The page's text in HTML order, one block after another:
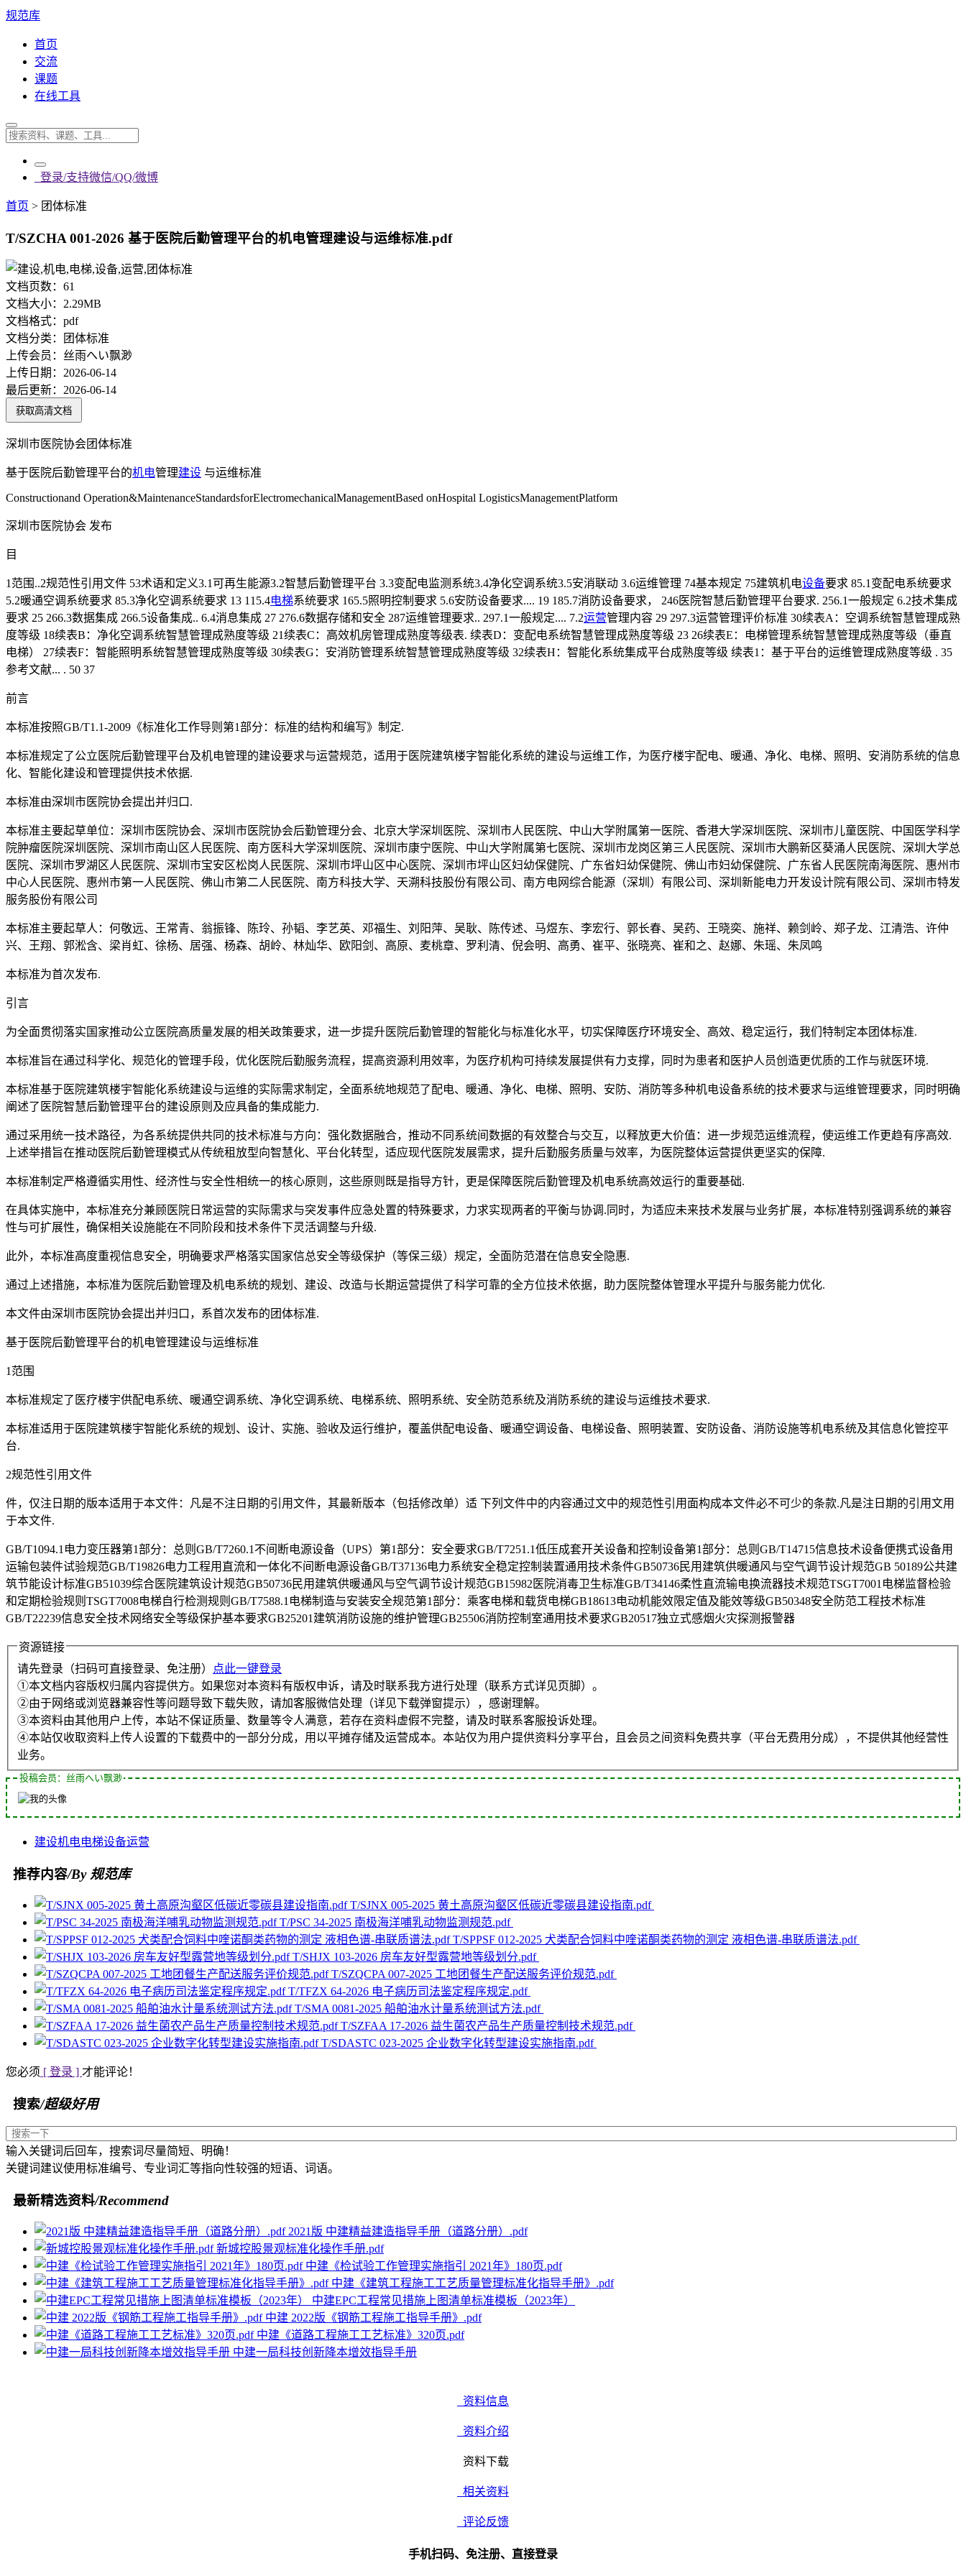
规范库
首页
交流
课题
在线工具
登录/支持微信/QQ/微博
首页 > 团体标准
T/SZCHA 001-2026 基于医院后勤管理平台的机电管理建设与运维标准.pdf
文档页数： 61
文档大小： 2.29MB
文档格式： pdf
文档分类：
团体标准
上传会员： 丝雨へい飘渺
上传日期： 2026-06-14
最后更新： 2026-06-14
获取高清文档
深圳市医院协会团体标准
基于医院后勤管理平台的机电管理建设 与运维标准
Constructionand Operation&MaintenanceStandardsforElectromechanicalManagementBased onHospital LogisticsManagementPlatform
深圳市医院协会 发布
目
1范围..2规范性引用文件 53术语和定义3.1可再生能源3.2智慧后勤管理平台 3.3变配电监测系统3.4净化空调系统3.5安消联动 3.6运维管理 74基本规定 75建筑机电设备要求 85.1变配电系统要求
5.2暖通空调系统要求 85.3净化空调系统要求 13 115.4电梯系统要求 165.5照明控制要求 5.6安防设备要求.... 19 185.7消防设备要求， 246医院智慧后勤管理平台要求. 256.1一般规定 6.2技术集成
要求 25 266.3数据集成 266.5设备集成.. 6.4消息集成 27 276.6数据存储和安全 287运维管理要求.. 297.1一般规定.... 7.2运营管理内容 29 297.3运营管理评价标准 30续表A：空调系统智慧管理成熟
度等级 18续表B：净化空调系统智慧管理成熟度等级 21续表C：高效机房管理成熟度等级表. 续表D：变配电系统智慧管理成熟度等级 23 26续表E：电梯管理系统智慧管理成熟度等级（垂直
电梯） 27续表F：智能照明系统智慧管理成熟度等级 30续表G：安消防管理系统智慧管理成熟度等级 32续表H：智能化系统集成平台成熟度等级 续表1：基于平台的运维管理成熟度等级 . 35
参考文献... . 50 37
前言
本标准按照GB/T1.1-2009《标准化工作导则第1部分：标准的结构和编写》制定.
本标准规定了公立医院后勤管理平台及机电管理的建设要求与运营规范，适用于医院建筑楼字智能化系统的建设与运维工作，为医疗楼宇配电、暖通、净化、电梯、照明、安消防系统的信息
化、智能化建设和管理提供技术依据.
本标准由深圳市医院协会提出并归口.
本标准主要起草单位：深圳市医院协会、深圳市医院协会后勤管理分会、北京大学深圳医院、深圳市人民医院、中山大学附属第一医院、香港大学深圳医院、深圳市儿童医院、中国医学科学
院肿瘤医院深圳医院、深圳市南山区人民医院、南方医科大学深圳医院、深圳市康宁医院、中山大学附属第七医院、深圳市龙岗区第三人民医院、深圳市大鹏新区葵涌人民医院、深圳大学总
医院、深圳市罗湖区人民医院、深圳市宝安区松岗人民医院、深圳市坪山区中心医院、深圳市坪山区妇幼保健院、广东省妇幼保健院、佛山市妇幼保健院、广东省人民医院南海医院、惠州市
中心人民医院、惠州市第一人民医院、佛山市第二人民医院、南方科技大学、天溯科技股份有限公司、南方电网综合能源（深圳）有限公司、深圳新能电力开发设计院有限公司、深圳市特发
服务股份有限公司
本标准主要起草人：何敬远、王常青、翁振锋、陈玲、孙韬、李艺英、邓福生、刘阳萍、吴耿、陈传述、马煜东、李宏行、郭长春、吴药、王晓奕、施祥、赖剑岭、郑子龙、江清浩、许仲
兴、王翔、郭淞含、梁肖虹、徐杨、居强、杨森、胡岭、林灿华、欧阳剑、高原、麦桃章、罗利清、倪会明、高勇、崔平、张晓亮、崔和之、赵娜、朱瑶、朱凤鸣
本标准为首次发布.
引言
为全面贯彻落实国家推动公立医院高质量发展的相关政策要求，进一步提升医院后勤管理的智能化与标准化水平，切实保障医疗环境安全、高效、稳定运行，我们特制定本团体标准.
本标准旨在通过科学化、规范化的管理手段，优化医院后勤服务流程，提高资源利用效率，为医疗机构可持续发展提供有力支撑，同时为患者和医护人员创造更优质的工作与就医环境.
本标准基于医院建筑楼宇智能化系统建设与运维的实际需求制定，全面系统地规范了配电、暖通、净化、电梯、照明、安防、消防等多种机电设备系统的技术要求与运维管理要求，同时明确
阐述了医院智慧后勤管理平台的建设原则及应具备的集成能力.
通过采用统一技术路径，为各系统提供共同的技术标准与方向：强化数据融合，推动不同系统间数据的有效整合与交互，以释放更大价值：进一步规范运维流程，使运维工作更趋有序高效.
上述举措旨在推动医院后勤管理模式从传统租放型向智慧化、平台化转型，适应现代医院发展需求，提升后勤服务质量与效率，为医院整体运营提供更坚实的保障.
本标准制定严格遵循实用性、经济性与安全性相统一的核心原则，这些原则既是指导方针，更是保障医院后勤管理及机电系统高效运行的重要基础.
在具体实施中，本标准充分兼顾医院日常运营的实际需求与突发事件应急处置的特殊要求，力求实现两者的平衡与协调.同时，为适应未来技术发展与业务扩展，本标准特别强调系统的兼容
性与可扩展性，确保相关设施能在不同阶段和技术条件下灵活调整与升级.
此外，本标准高度重视信息安全，明确要求严格落实国家信总安全等级保护（等保三级）规定，全面防范潜在信息安全隐惠.
通过上述措施，本标准为医院后勤管理及机电系统的规划、建设、改造与长期运营提供了科学可靠的全方位技术依据，助力医院整体管理水平提升与服务能力优化.
本文件由深圳市医院协会提出并归口，系首次发布的团体标准.
基于医院后勤管理平台的机电管理建设与运维标准
1范围
本标准规定了医疗楼宇供配电系统、暖通空调系统、净化空调系统、电梯系统、照明系统、安全防范系统及消防系统的建设与运维技术要求.
本标准适用于医院建筑楼宇智能化系统的规划、设计、实施、验收及运行维护，覆盖供配电设备、暖通空调设备、电梯设备、照明装置、安防设备、消防设施等机电系统及其信息化管控平
台.
2规范性引用文件
件，仅注日期的版本适用于本文件：凡是不注日期的引用文件，其最新版本（包括修改单）适 下列文件中的内容通过文中的规范性引用面构成本文件必不可少的条款.凡是注日期的引用文用
于本文件.
GB/T1094.1电力变压器第1部分：总则GB/T7260.1不间断电源设备（UPS）第1部分：安全要求GB/T7251.1低压成套开关设备和控制设备第1部分：总则GB/T14715信息技术设备便携式设备用
运输包装件试验规范GB/T19826电力工程用直流和一体化不间断电源设备GB/T37136电力系统安全稳定控制装置通用技术条件GB50736民用建筑供暖通风与空气调节设计规范GB 50189公共建
筑节能设计标准GB51039综合医院建筑设计规范GB50736民用建筑供暖通风与空气调节设计规范GB15982医院消毒卫生标准GB/T34146柔性直流输电换流器技术规范TSGT7001电梯监督检验
和定期检验规则TSGT7008电梯自行检测规则GB/T7588.1电梯制造与安装安全规范第1部分：乘客电梯和载货电梯GB18613电动机能效限定值及能效等级GB50348安全防范工程技术标准
GB/T22239信息安全技术网络安全等级保护基本要求GB25201建筑消防设施的维护管理GB25506消防控制室通用技术要求GB20517独立式感烟火灾探测报警器
资源链接
请先登录（扫码可直接登录、免注册）
点此一键登录
①本文档内容版权归属内容提供方。如果您对本资料有版权申诉，请及时联系我方进行处理（联系方式详见页脚）。
②由于网络或浏览器兼容性等问题导致下载失败，请加客服微信处理（详见下载弹窗提示），感谢理解。
③本资料由其他用户上传，本站不保证质量、数量等令人满意，若存在资料虚假不完整，请及时联系客服投诉处理。
④本站仅收取资料上传人设置的下载费中的一部分分成，用以平摊存储及运营成本。本站仅为用户提供资料分享平台，且会员之间资料免费共享（平台无费用分成），不提供其他经营性
业务。
投稿会员：丝雨へい飘渺
建设机电电梯设备运营
推荐内容/By 规范库
T/SJNX 005-2025 黄土高原沟壑区低碳近零碳县建设指南.pdf
T/PSC 34-2025 南极海洋哺乳动物监测规范.pdf
T/SPPSF 012-2025 犬类配合饲料中喹诺酮类药物的测定 液相色谱-串联质谱法.pdf
T/SHJX 103-2026 房车友好型露营地等级划分.pdf
T/SZQCPA 007-2025 工地团餐生产配送服务评价规范.pdf
T/TFZX 64-2026 电子病历司法鉴定程序规定.pdf
T/SMA 0081-2025 船舶油水计量系统测试方法.pdf
T/SZFAA 17-2026 益生菌农产品生产质量控制技术规范.pdf
T/SDASTC 023-2025 企业数字化转型建设实施指南.pdf
您必须 [ 登录 ] 才能评论！
搜索/超级好用
输入关键词后回车，搜索词尽量简短、明确！
关键词建议使用标准编号、专业词汇等指向性较强的短语、词语。
最新精选资料/Recommend
2021版 中建精益建造指导手册（道路分册）.pdf
新城控股景观标准化操作手册.pdf
中建《检试验工作管理实施指引 2021年》180页.pdf
中建《建筑工程施工工艺质量管理标准化指导手册》.pdf
中建EPC工程常见措施上图清单标准模板（2023年）
中建 2022版《钢筋工程施工指导手册》.pdf
中建《道路工程施工工艺标准》320页.pdf
中建一局科技创新降本增效指导手册
资料信息
资料介绍
资料下载
相关资料
评论反馈
手机扫码、免注册、直接登录